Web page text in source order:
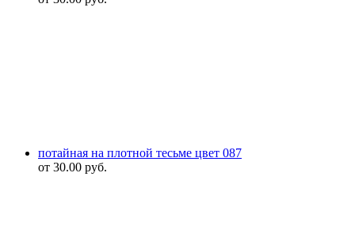
потайная на плотной тесьме цвет 087
от 30.00 руб.